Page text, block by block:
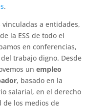
.
a entidades,
la ESS de todo el
en conferencias,
trabajo digno. Desde
un empleo
, basado en la
salarial, en el derecho
los medios de